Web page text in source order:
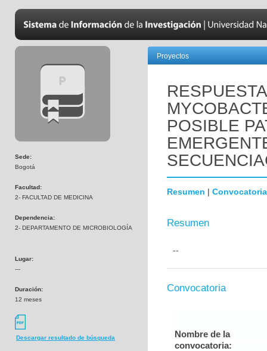
Sede:
Bogotá
Facultad:
2- FACULTAD DE MEDICINA
Dependencia:
2- DEPARTAMENTO DE MICROBIOLOGÍA
Lugar:
---
Duración:
12 meses
Descargar resultado de búsqueda
Proyectos
POSIBLE
Resumen | Convocatoria
Resumen
--
Convocatoria
Nombre de la
convocatoria: